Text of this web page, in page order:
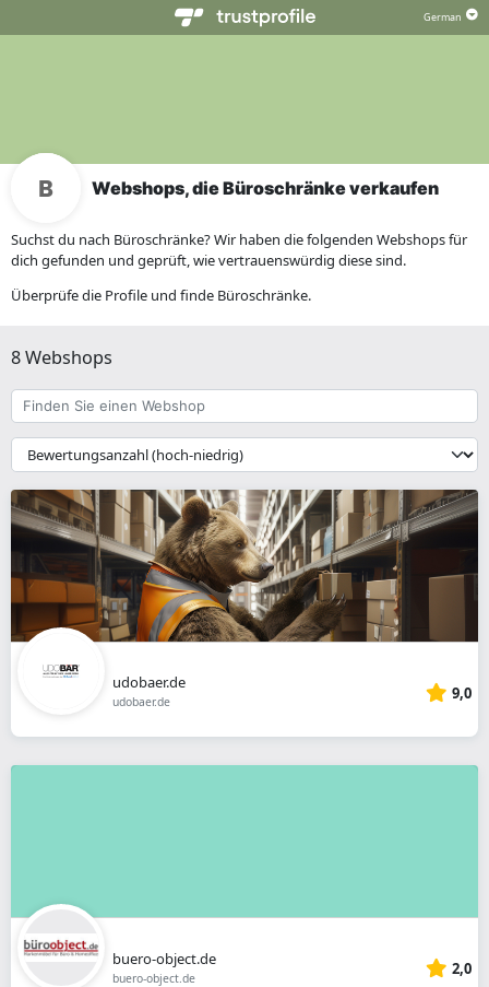
Webshops, die Büroschränke verkaufen
Suchst du nach Büroschränke? Wir haben die folgenden Webshops für
dich gefunden und geprüft, wie vertrauenswürdig diese sind.
Überprüfe die Profile und finde Büroschränke.
8 Webshops
Finden
Sie
einen
Webshop
{{
__('Sort')
}}
udobaer.de
udobaer.de 9,0
buero-object.de
buero-object.de 2,0